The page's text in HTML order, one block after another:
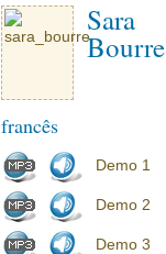
Sara
Bourre
francês
Demo 1
Demo 2
Demo 3